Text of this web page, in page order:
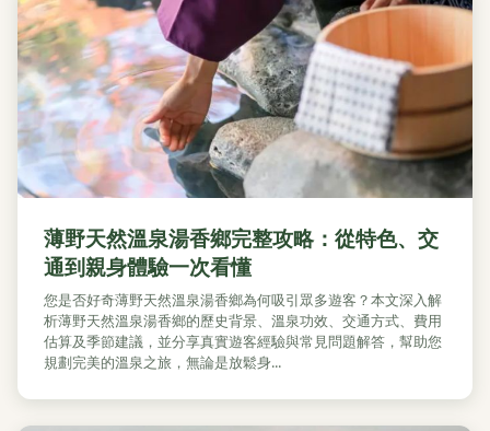
薄野天然溫泉湯香鄉完整攻略：從特色、交
通到親身體驗一次看懂
您是否好奇薄野天然溫泉湯香鄉為何吸引眾多遊客？本文深入解
析薄野天然溫泉湯香鄉的歷史背景、溫泉功效、交通方式、費用
估算及季節建議，並分享真實遊客經驗與常見問題解答，幫助您
規劃完美的溫泉之旅，無論是放鬆身...